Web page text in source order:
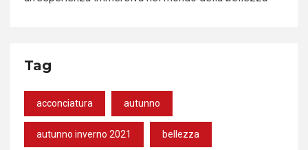
Tag
acconciatura autunno
autunno inverno 2021 bellezza